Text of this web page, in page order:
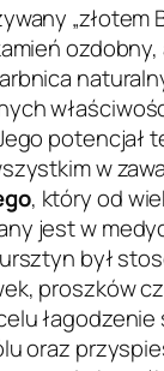
„złotem
ozdobny,
potencjał
w
, który od
jest w
był
proszków
oraz